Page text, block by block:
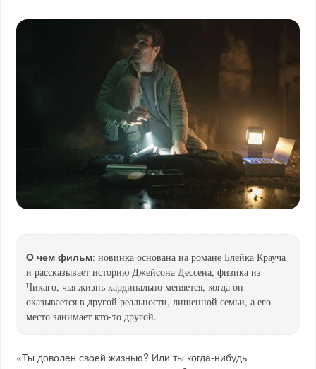
О чем фильм: новинка основана на романе Блейка Крауча
и рассказывает историю Джейсона Дессена, физика из
Чикаго, чья жизнь кардинально меняется, когда он
оказывается в другой реальности, лишенной семьи, а его
место занимает кто-то другой.
«Ты доволен своей жизнью? Или ты когда-нибудь